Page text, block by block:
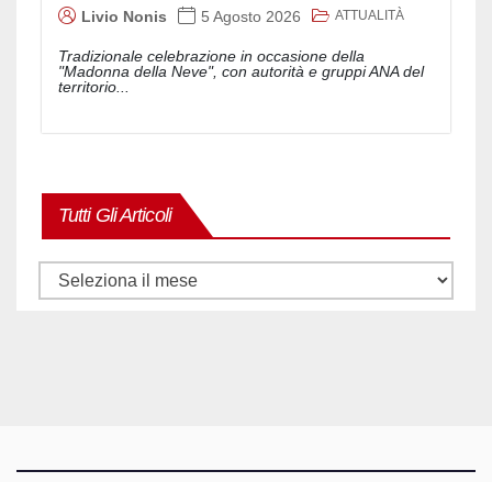
Livio Nonis 5 Agosto 2026 ATTUALITÀ
Tradizionale celebrazione in occasione della
"Madonna della Neve", con autorità e gruppi ANA del
territorio...
Tutti Gli Articoli
Tutti